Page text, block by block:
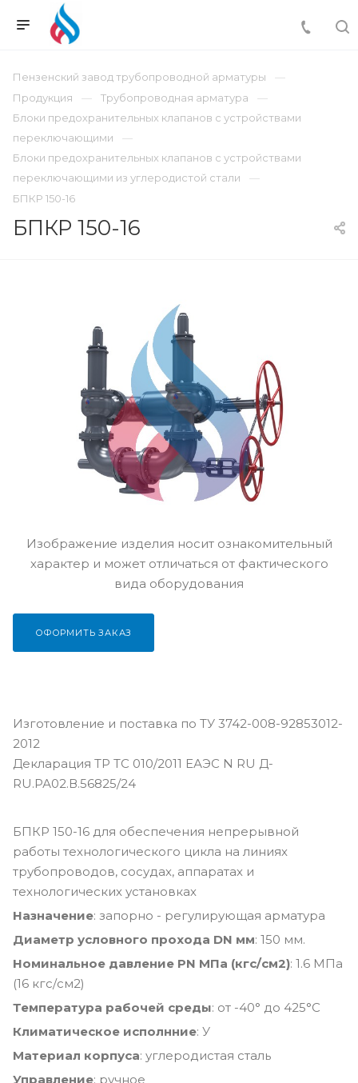
Пензенский завод трубопроводной арматуры
Продукция
Трубопроводная арматура
Блоки предохранительных клапанов с устройствами
переключающими
Блоки предохранительных клапанов с устройствами
переключающими из углеродистой стали
БПКР 150-16
БПКР 150-16
Изготовление и поставка по ТУ 3742-008-92853012-
2012
Декларация ТР ТС 010/2011 ЕАЭС N RU Д-
RU.РА02.В.56825/24
БПКР 150-16 для обеспечения непрерывной
работы технологического цикла на линиях
трубопроводов, сосудах, аппаратах и
технологических установках
Назначение: запорно - регулирующая арматура
Диаметр условного прохода DN мм: 150 мм.
Номинальное давление PN МПа (кгс/см2): 1.6 МПа
(16 кгс/см2)
Температура рабочей среды: от -40° до 425°С
Климатическое исполнние: У
Материал корпуса: углеродистая сталь
Управление: ручное
Изображение изделия носит ознакомительный
характер и может отличаться от фактического
вида оборудования
ОФОРМИТЬ ЗАКАЗ